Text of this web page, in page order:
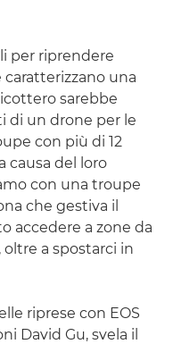
per riprendere
una
sarebbe
di un drone per le
con più di 12
causa del loro
con una troupe
che gestiva il
accedere a zone da
a spostarci in
riprese con EOS
David Gu, svela il